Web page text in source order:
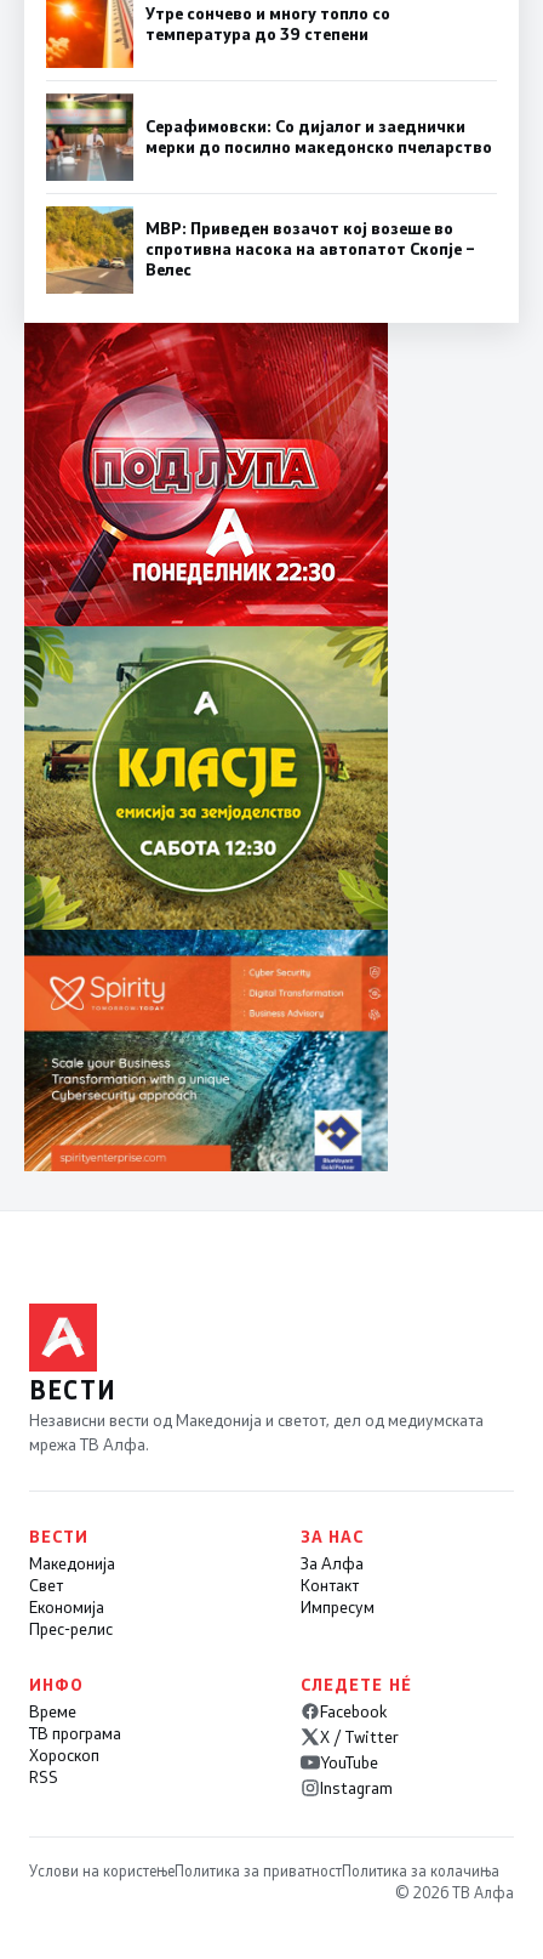
Утре сончево и многу топло со
температура до 39 степени
Серафимовски: Со дијалог и заеднички
мерки до посилно македонско пчеларство
МВР: Приведен возачот кој возеше во
спротивна насока на автопатот Скопје –
Велес
ВЕСТИ
Независни вести од Македонија и светот, дел од медиумската
мрежа ТВ Алфа.
ВЕСТИ
Македонија
Свет
Економија
Прес-релис
ЗА НАС
За Алфа
Контакт
Импресум
ИНФО
Време
ТВ програма
Хороскоп
RSS
СЛЕДЕТЕ НÉ
Facebook
X / Twitter
YouTube
Instagram
Услови на користењеПолитика за приватностПолитика за колачиња
© 2026 ТВ Алфа